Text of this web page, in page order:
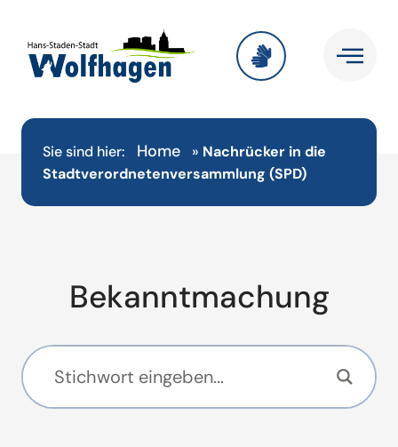
Sie sind hier: Home » Nachrücker in die
Stadtverordnetenversammlung (SPD)
Bekanntmachung